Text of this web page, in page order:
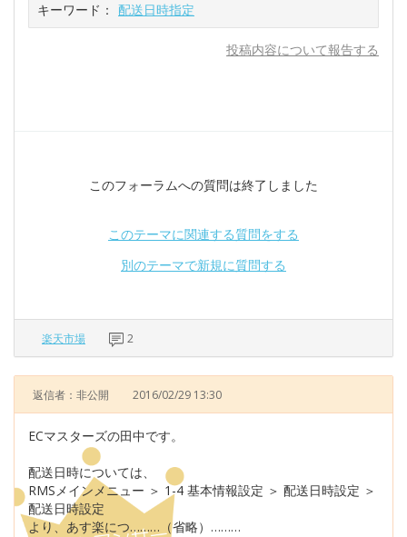
キーワード： 配送日時指定
投稿内容について報告する
このフォーラムへの質問は終了しました
このテーマに関連する質問をする
別のテーマで新規に質問する
楽天市場 2
返信者：非公開 2016/02/29 13:30
ECマスターズの田中です。
配送日時については、
RMSメインメニュー ＞ 1-4 基本情報設定 ＞ 配送日時設定 ＞
配送日時設定
より、あす楽につ………（省略）………